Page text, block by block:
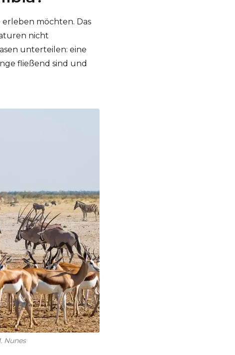
erleben möchten. Das
nicht
unterteilen: eine
fließend sind und
Nunes